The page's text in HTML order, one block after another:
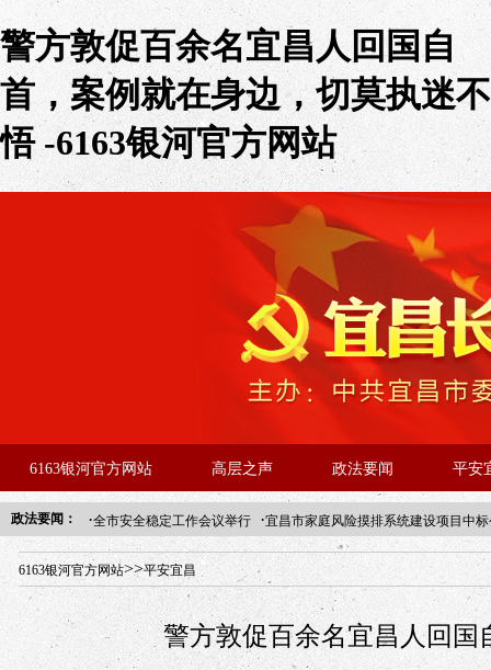
警方敦促百余名宜昌人回国自
首，案例就在身边，切莫执迷不
悟 -6163银河官方网站
6163银河官方网站 高层之声 政法要闻 平安
政法要闻： ·全市安全稳定工作会议举行 ·宜昌市家庭风险摸排系统建设项目中
年“招才兴业”事业单位人才引进·北京站人民大学入校工作提醒
6163银河官方网站>>平安宜昌
警方敦促百余名宜昌人回